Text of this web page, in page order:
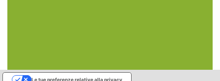
Le tue preferenze relative alla privacy